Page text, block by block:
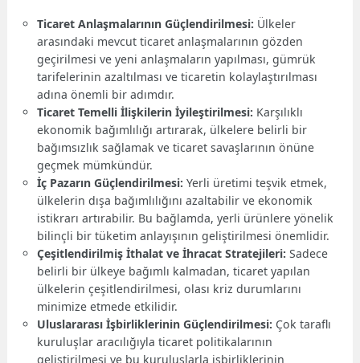
Ticaret Anlaşmalarının Güçlendirilmesi: Ülkeler
arasındaki mevcut ticaret anlaşmalarının gözden
geçirilmesi ve yeni anlaşmaların yapılması, gümrük
tarifelerinin azaltılması ve ticaretin kolaylaştırılması
adına önemli bir adımdır.
Ticaret Temelli İlişkilerin İyileştirilmesi: Karşılıklı
ekonomik bağımlılığı artırarak, ülkelere belirli bir
bağımsızlık sağlamak ve ticaret savaşlarının önüne
geçmek mümkündür.
İç Pazarın Güçlendirilmesi: Yerli üretimi teşvik etmek,
ülkelerin dışa bağımlılığını azaltabilir ve ekonomik
istikrarı artırabilir. Bu bağlamda, yerli ürünlere yönelik
bilinçli bir tüketim anlayışının geliştirilmesi önemlidir.
Çeşitlendirilmiş İthalat ve İhracat Stratejileri: Sadece
belirli bir ülkeye bağımlı kalmadan, ticaret yapılan
ülkelerin çeşitlendirilmesi, olası kriz durumlarını
minimize etmede etkilidir.
Uluslararası İşbirliklerinin Güçlendirilmesi: Çok taraflı
kuruluşlar aracılığıyla ticaret politikalarının
geliştirilmesi ve bu kuruluşlarla işbirliklerinin